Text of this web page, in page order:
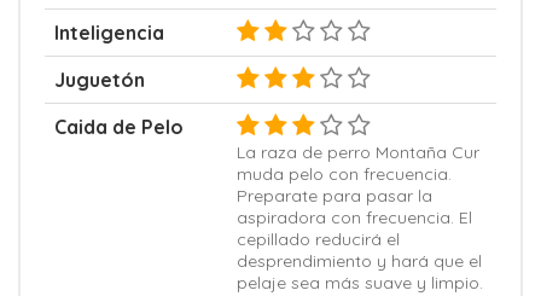
Inteligencia
Juguetón
Caida de Pelo
La raza de perro Montaña Cur
muda pelo con frecuencia.
Preparate para pasar la
aspiradora con frecuencia. El
cepillado reducirá el
desprendimiento y hará que el
pelaje sea más suave y limpio.